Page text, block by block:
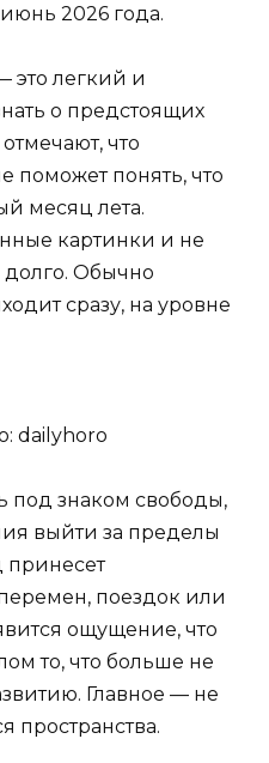
2026 года.
это легкий и
о предстоящих
что
поможет понять, что
месяц лета.
картинки и не
Обычно
сразу, на уровне
dailyhoro
под знаком свободы,
выйти за пределы
принесет
поездок или
ощущение, что
то, что больше не
Главное — не
пространства.